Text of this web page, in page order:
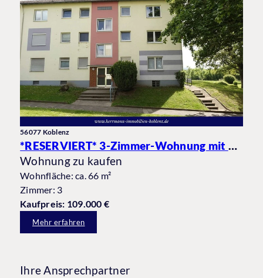
56077 Koblenz
*RESERVIERT* 3-Zimmer-Wohnung mit Balkon in Koblenz-Niederberg
Wohnung zu kaufen
Wohnfläche: ca. 66 m²
Zimmer: 3
Kaufpreis: 109.000 €
Mehr erfahren
Ihre Ansprechpartner